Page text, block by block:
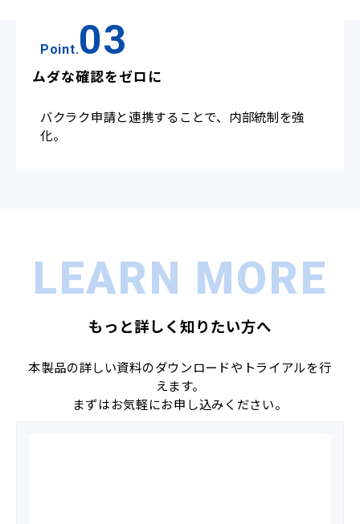
Point.03
ムダな確認をゼロに
バクラク申請と連携することで、内部統制を強
化。
LEARN MORE
もっと詳しく知りたい方へ
本製品の詳しい資料のダウンロードやトライアルを行
えます。
まずはお気軽にお申し込みください。